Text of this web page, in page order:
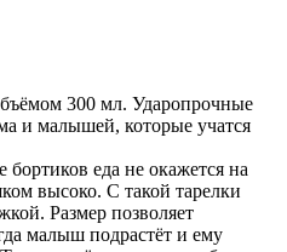
300 мл. Ударопрочные
и малышей, которые учатся
еда не окажется на
высоко. С такой тарелки
Размер позволяет
малыш подрастёт и ему